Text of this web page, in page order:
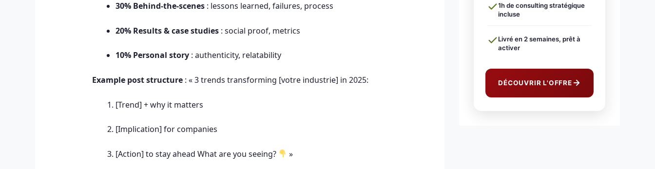
30% Behind-the-scenes : lessons learned, failures, process
20% Results & case studies: social proof, metrics
10% Personal story: authenticity, relatability
Example post structure : « 3 trends transforming [votre industrie] in 2025:
[Trend] + why it matters
[Implication] for companies
[Action] to stay ahead What are you seeing? »
1h de consulting stratégique
incluse
Livré en 2 semaines, prêt à
activer
DÉCOUVRIR L'OFFRE